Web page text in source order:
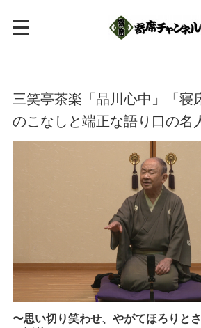
三笑亭茶楽「品川心中」「寝
のこなしと端正な語り口の名